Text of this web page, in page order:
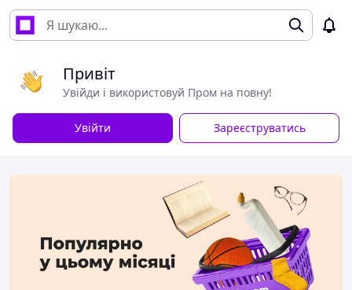
Привіт
Увійди і використовуй Пром на повну!
Увійти Зареєструватись